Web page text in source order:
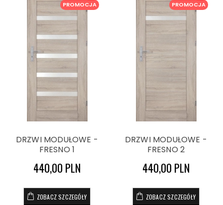
PROMOCJA
DRZWI MODUŁOWE -
FRESNO 1
440,00 PLN
ZOBACZ SZCZEGÓŁY
PROMOCJA
DRZWI MODUŁOWE -
FRESNO 2
440,00 PLN
ZOBACZ SZCZEGÓŁY